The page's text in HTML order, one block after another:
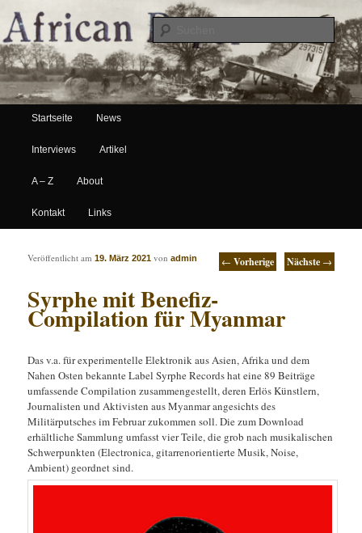
African Paper
Hauptmenü
Zum Inhalt wechseln
Zum sekundären Inhalt wechseln
Startseite News
Interviews Artikel
A – Z About
Kontakt Links
Artikelnavigation ← Vorherige Nächste →
Syrphe mit Benefiz-
Compilation für Myanmar
Veröffentlicht am19. März 2021 vonadmin
Das v.a. für experimentelle Elektronik aus Asien, Afrika und dem
Nahen Osten bekannte Label Syrphe Records hat eine 89 Beiträge
umfassende Compilation zusammengestellt, deren Erlös Künstlern,
Journalisten und Aktivisten aus Myanmar angesichts des
Militärputsches im Februar zukommen soll. Die zum Download
erhältliche Sammlung umfasst vier Teile, die grob nach musikalischen
Schwerpunkten (Electronica, gitarrenorientierte Musik, Noise,
Ambient) geordnet sind.